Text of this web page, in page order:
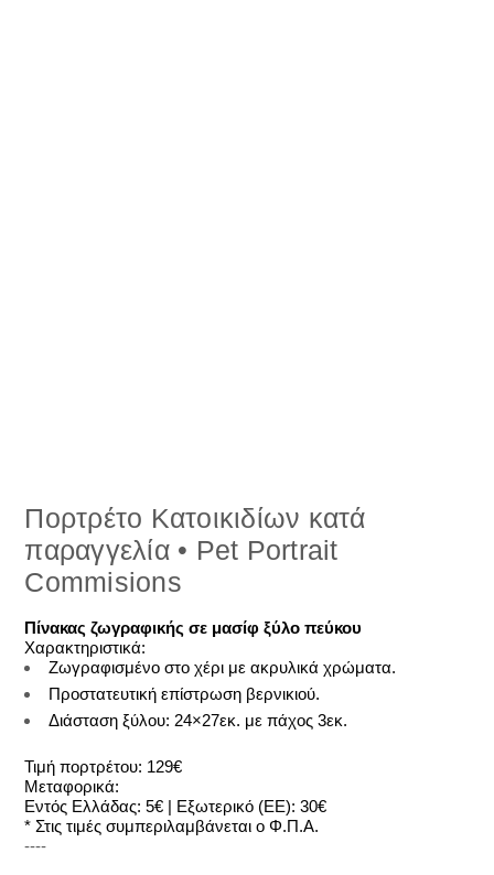
Πορτρέτο Κατοικιδίων κατά
παραγγελία • Pet Portrait
Commisions
Πίνακας ζωγραφικής σε μασίφ ξύλο πεύκου
Χαρακτηριστικά:
Ζωγραφισμένο στο χέρι με ακρυλικά χρώματα.
Προστατευτική επίστρωση βερνικιού.
Διάσταση ξύλου: 24×27εκ. με πάχος 3εκ.
Τιμή πορτρέτου: 129€
Μεταφορικά:
Εντός Ελλάδας: 5€ | Εξωτερικό (ΕΕ): 30€
* Στις τιμές συμπεριλαμβάνεται ο Φ.Π.Α.
----